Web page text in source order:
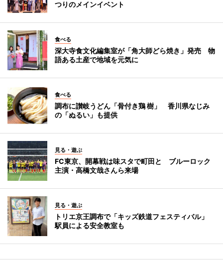
つりのメインイベント
食べる
深大寺食文化編集室が「角大師どら焼き」発売 物
語ある土産で地域を元気に
食べる
調布に讃岐うどん「骨付き鶏 樹」 香川県なじみ
の「ぬるい」も提供
見る・遊ぶ
FC東京、開幕戦は味スタで町田と ブルーロック
主演・高橋文哉さんら来場
見る・遊ぶ
トリエ京王調布で「キッズ鉄道フェスティバル」
駅員による安全教室も